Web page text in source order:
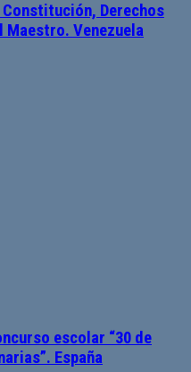
Derechos
Maestro. Venezuela
escolar “30 de
España